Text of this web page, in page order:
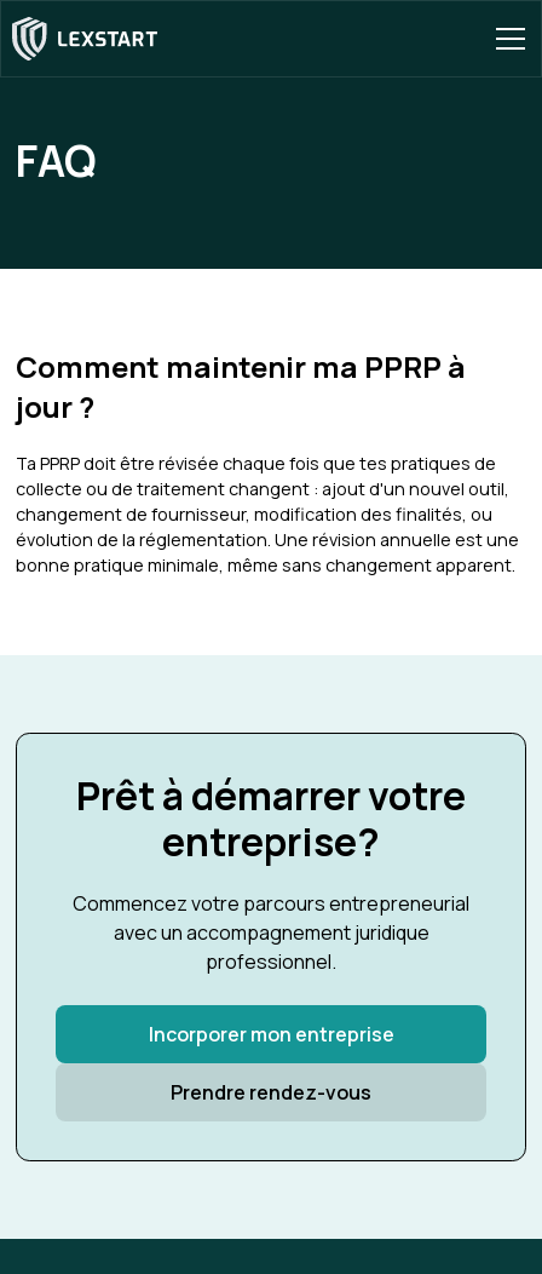
FAQ
Comment maintenir ma PPRP à
jour ?
Ta PPRP doit être révisée chaque fois que tes pratiques de
collecte ou de traitement changent : ajout d'un nouvel outil,
changement de fournisseur, modification des finalités, ou
évolution de la réglementation. Une révision annuelle est une
bonne pratique minimale, même sans changement apparent.
Prêt à démarrer votre
entreprise?
Commencez votre parcours entrepreneurial
avec un accompagnement juridique
professionnel.
Incorporer mon entreprise
Prendre rendez-vous